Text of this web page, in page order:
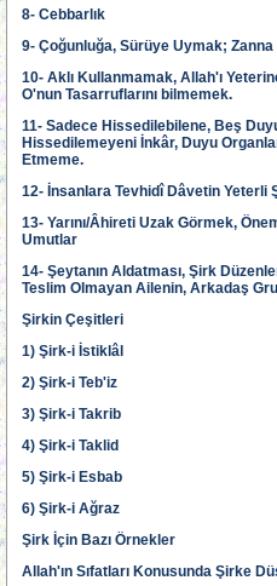
8- Cebbarlık
9- Çoğunluğa, Sürüye Uymak; Zanna
10- Aklı Kullanmamak, Allah'ı
O'nun Tasarruflarını bilmemek.
11- Sadece Hissedilebilene, Beş
Hissedilemeyeni İnkâr, Duyu
Etmeme.
12- İnsanlara Tevhidî Dâvetin Yeterli
13- Yarını/Âhireti Uzak Görmek,
Umutlar
14- Şeytanın Aldatması, Şirk
Teslim Olmayan Ailenin, Arkadaş
Şirkin Çeşitleri
1) Şirk-i İstiklâl
2) Şirk-i Teb'iz
3) Şirk-i Takrib
4) Şirk-i Taklid
5) Şirk-i Esbab
6) Şirk-i Ağraz
Şirk İçin Bazı Örnekler
Allah'ın Sıfatları Konusunda Şirke